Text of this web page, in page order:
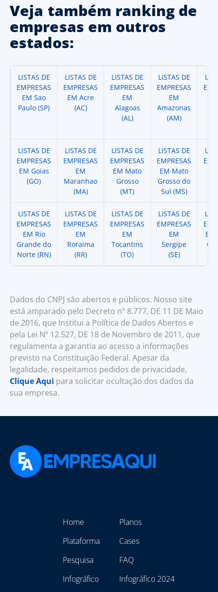
Veja também ranking de
empresas em outros
estados:
LISTAS DE
EMPRESAS
EM Sao
Paulo (SP)
LISTAS DE
EMPRESAS
EM Acre
(AC)
LISTAS DE
EMPRESAS
EM
Alagoas
(AL)
LISTAS DE
EMPRESAS
EM
Amazonas
(AM)
LISTAS DE
EMPRESAS
EM Goias
(GO)
LISTAS DE
EMPRESAS
EM
Maranhao
(MA)
LISTAS DE
EMPRESAS
EM Mato
Grosso
(MT)
LISTAS DE
EMPRESAS
EM Mato
Grosso do
Sul (MS)
LISTAS DE
EMPRESAS
EM Rio
Grande do
Norte (RN)
LISTAS DE
EMPRESAS
EM
Roraima
(RR)
LISTAS DE
EMPRESAS
EM
Tocantins
(TO)
LISTAS DE
EMPRESAS
EM
Sergipe
(SE)
EM
Dados do CNPJ são abertos e públicos. Nosso site
está amparado pelo Decreto nº 8.777, DE 11 DE Maio
de 2016, que Institui a Política de Dados Abertos e
pela Lei Nº 12.527, DE 18 de Novembro de 2011, que
regulamenta a garantia ao acesso a informações
previsto na Constituição Federal. Apesar da
legalidade, respeitamos pedidos de privacidade,
Clique Aqui para solicitar ocultação dos dados da
sua empresa.
Home
Plataforma
Pesquisa
Infográfico
Planos
Cases
FAQ
Infográfico 2024